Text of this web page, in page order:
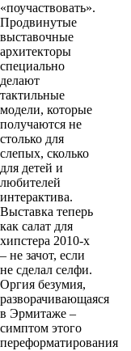
«поучаствовать».
Продвинутые
выставочные
архитекторы
специально
делают
тактильные
модели, которые
получаются не
столько для
слепых, сколько
для детей и
любителей
интерактива.
Выставка теперь
как салат для
хипстера 2010-х
– не зачот, если
не сделал селфи.
Оргия безумия,
разворачивающаяся
в Эрмитаже –
симптом этого
переформатирования